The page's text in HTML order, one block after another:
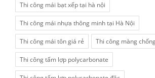
Thi công mái bạt xếp tại hà nội
Thi công mái nhựa thông minh tại Hà Nội
Thi công mái tôn giá rẻ Thi công màng
Thi công tấm lợp polycarbonate